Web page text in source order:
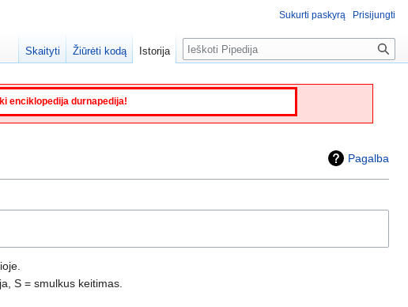
enciklopedija durnapedija!
Pagalba
S = smulkus keitimas.
Sukurti paskyrą Prisijungti
Skaityti Žiūrėti kodą Istorija Paieška